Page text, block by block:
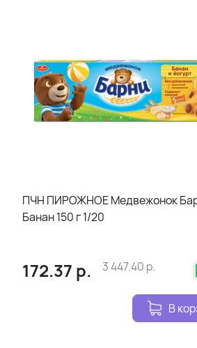
ПЧН ПИРОЖНОЕ Медвежонок
Банан 150 г 1/20
172.37 р. 3 447.40 р.
В